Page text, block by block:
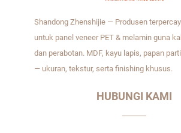
Shandong Zhenshijie — Produsen
untuk panel veneer PET & melamin guna
dan perabotan. MDF, kayu lapis, papan
— ukuran, tekstur, serta finishing khusus.
HUBUNGI KAMI